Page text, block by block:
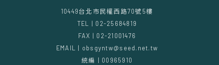
10449台北市民權西路70號5樓
TEL | 02-25684819
FAX | 02-21001476
EMAIL | obsgyntw@seed.net.tw
統編 | 00965910